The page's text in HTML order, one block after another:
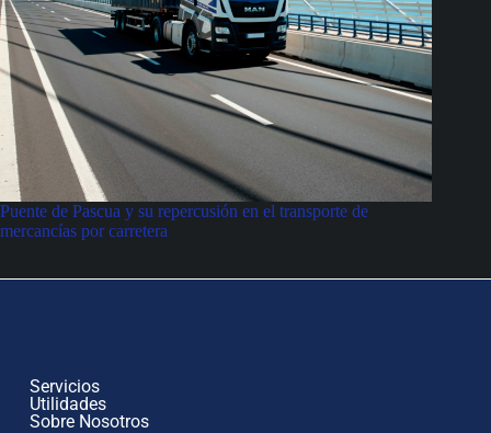
Puente de Pascua y su repercusión en el transporte de
mercancías por carretera
Servicios
Utilidades
Sobre Nosotros